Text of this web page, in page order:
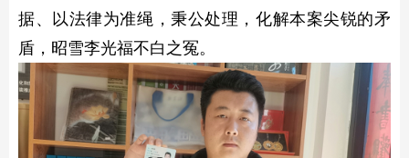
据、以法律为准绳，秉公处理，化解本案尖锐的矛
盾，昭雪李光福不白之冤。